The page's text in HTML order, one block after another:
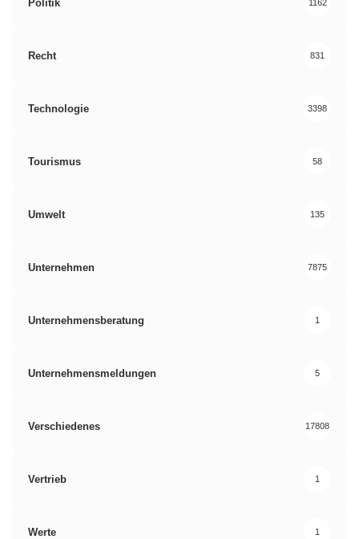
Politik 1162
Recht 831
Technologie 3398
Tourismus 58
Umwelt 135
Unternehmen 7875
Unternehmensberatung 1
Unternehmensmeldungen 5
Verschiedenes 17808
Vertrieb 1
Werte 1